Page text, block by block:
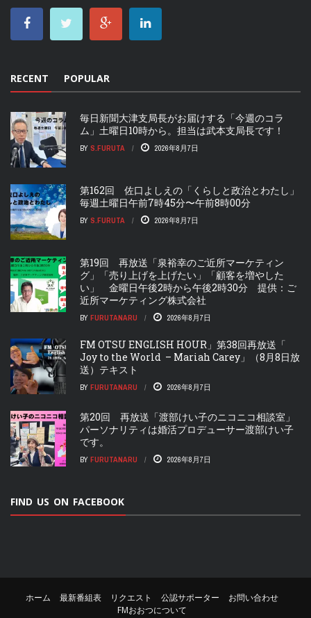
RECENT POPULAR
毎日新聞大津支局長がお届けする「今週のコラ
ム」土曜日10時から。担当は武本支局長です！
BY S.FURUTA 2026年8月7日
第162回 佐口よしえの「くらしと政治とわたし」
毎週土曜日午前7時45分〜午前8時00分
BY S.FURUTA 2026年8月7日
第19回 再放送「泉裕幸のご近所マーケティン
グ」「売り上げを上げたい」「顧客を増やした
い」 金曜日午後2時から午後2時30分 提供：ご
近所マーケティング株式会社
BY FURUTANARU 2026年8月7日
FM OTSU ENGLISH HOUR」第38回再放送「
Joy to the World – Mariah Carey」（8月8日放
送）テキスト
BY FURUTANARU 2026年8月7日
第20回 再放送「渡部けい子のニコニコ相談室」
パーソナリティは婚活プロデューサー渡部けい子
です。
BY FURUTANARU 2026年8月7日
FIND US ON FACEBOOK
ホーム 最新番組表 リクエスト 公認サポーター
お問い合わせ
FMおおつについて